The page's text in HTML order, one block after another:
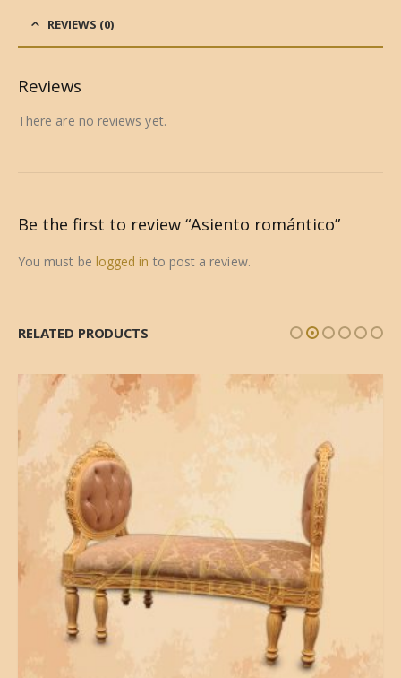
REVIEWS (0)
Reviews
There are no reviews yet.
Be the first to review “Asiento romántico”
You must be logged in to post a review.
RELATED PRODUCTS